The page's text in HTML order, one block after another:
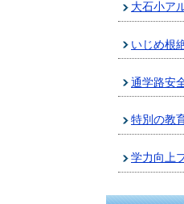
大石小ア
いじめ根
通学路安
特別の教
学力向上